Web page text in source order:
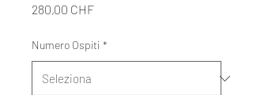
280,00 CHFPrezzo
Numero Ospiti *